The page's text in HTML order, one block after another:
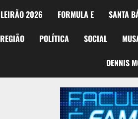
2026 FORMULA E SANTA
REGIÃO POLÍTICA SOCIAL
DENNIS